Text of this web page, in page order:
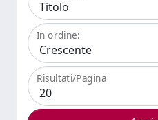
In ordine:
Risultati/Pagina